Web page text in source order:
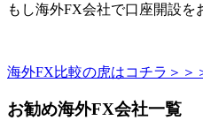
もし海外FX会社で口座開設を
海外FX比較の虎はコチラ＞＞
お勧め海外FX会社一覧